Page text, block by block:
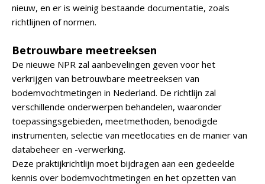
nieuw, en er is weinig bestaande documentatie, zoals
richtlijnen of normen.
Betrouwbare meetreeksen
De nieuwe NPR zal aanbevelingen geven voor het
verkrijgen van betrouwbare meetreeksen van
bodemvochtmetingen in Nederland. De richtlijn zal
verschillende onderwerpen behandelen, waaronder
toepassingsgebieden, meetmethoden, benodigde
instrumenten, selectie van meetlocaties en de manier van
databeheer en -verwerking.
Deze praktijkrichtlijn moet bijdragen aan een gedeelde
kennis over bodemvochtmetingen en het opzetten van